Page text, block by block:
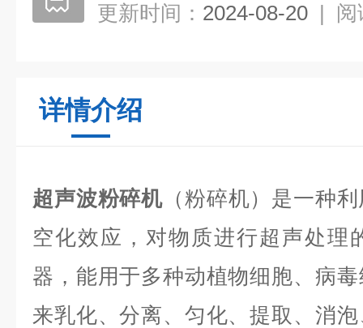
更新时间： 2024-08-20 | 阅
详情介绍
超声波粉碎机 （粉碎机）是一种
空化效应，对物质进行超声处理
器，能用于多种动植物细胞、病
来乳化、分离、匀化、提取、消